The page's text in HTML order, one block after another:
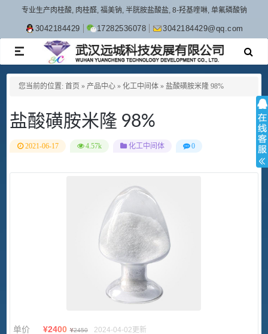
专业生产肉桂酸, 肉桂醛, 福美钠, 半胱胺盐酸盐, 8-羟基喹啉, 单氟磷酸钠
3042184429 17282536078 3042184429@qq.com
TOGGLE
NAVIGATION
您当前的位置: 首页 » 产品中心 » 化工中间体 » 盐酸磺胺米隆 98%
盐酸磺胺米隆 98%
2021-06-17 4.57k 化工中间体 0
单价 ¥2400 ¥2450 2024-04-02更新